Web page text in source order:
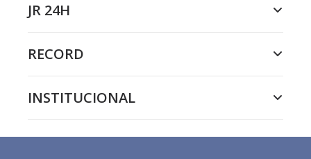
JR 24H
RECORD
INSTITUCIONAL